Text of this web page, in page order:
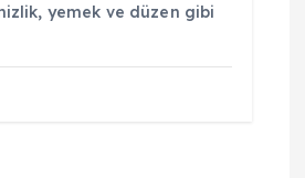
yemek ve düzen gibi